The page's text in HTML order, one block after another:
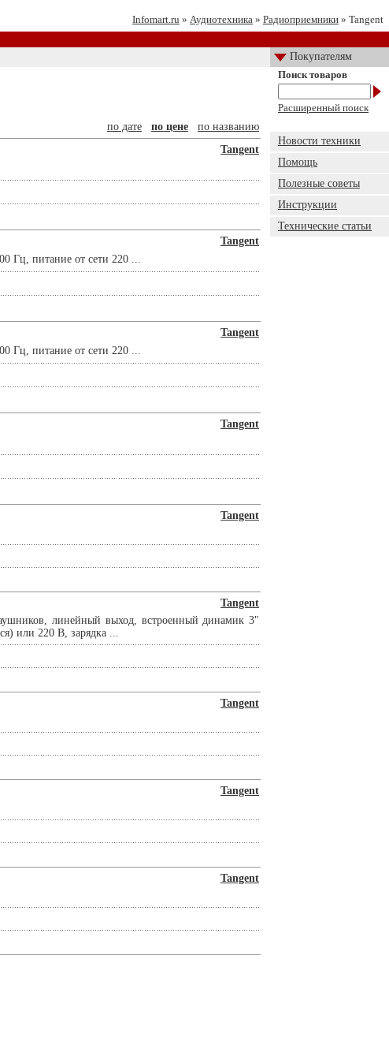
Infomart.ru » Аудиотехника » Радиоприемники » Tangent
Покупателям
по дате по цене
по названию
Tangent
Tangent
Гц, питание от сети 220 ...
Tangent
Гц, питание от сети 220 ...
Tangent
Tangent
Tangent
линейный выход, встроенный динамик 3"
или 220 В, зарядка ...
Tangent
Tangent
Tangent
Поиск товаров
Расширенный поиск
Новости техники
Помощь
Полезные советы
Инструкции
Технические статьи